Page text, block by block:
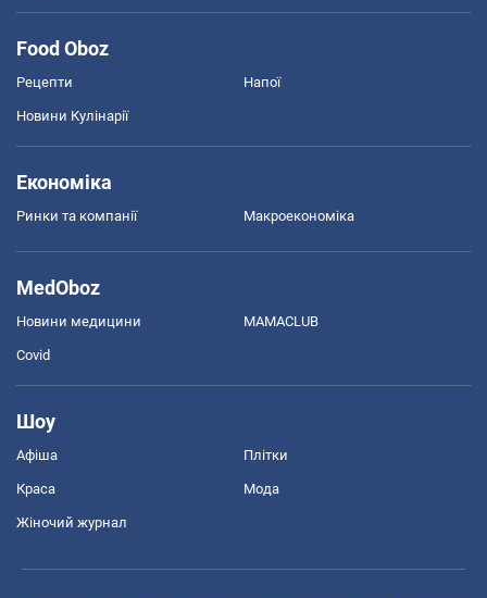
Food Oboz
Рецепти Напої
Новини Кулінарії
Економіка
Ринки та компанії Макроекономіка
MedOboz
Новини медицини MAMACLUB
Covid
Шоу
Афіша Плітки
Краса Мода
Жіночий журнал